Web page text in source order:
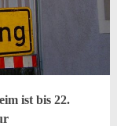
ist bis 22.